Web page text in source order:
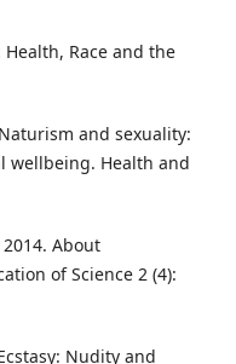
Health, Race and the
and sexuality:
wellbeing. Health and
About
of Science 2 (4):
Nudity and